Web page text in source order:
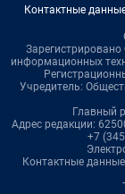
Контактные
информационных
Учредитель:
Главный
Адрес редакции:
+7
Контактные